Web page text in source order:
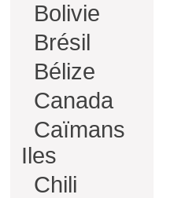
Bolivie
Brésil
Bélize
Canada
Caïmans
Iles
Chili